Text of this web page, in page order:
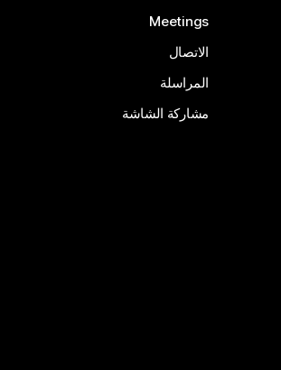
Meetings
الاتصال
المراسلة
مشاركة الشاشة